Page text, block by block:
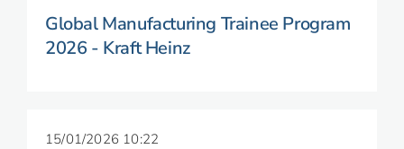
Global Manufacturing Trainee Program
2026 - Kraft Heinz
15/01/2026 10:22